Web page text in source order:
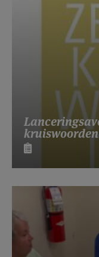
kruiswoorden